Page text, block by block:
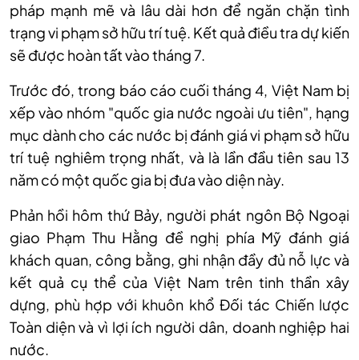
pháp mạnh mẽ và lâu dài hơn để ngăn chặn tình
trạng vi phạm sở hữu trí tuệ. Kết quả điều tra dự kiến
sẽ được hoàn tất vào tháng 7.
Trước đó, trong báo cáo cuối tháng 4, Việt Nam bị
xếp vào nhóm "quốc gia nước ngoài ưu tiên", hạng
mục dành cho các nước bị đánh giá vi phạm sở hữu
trí tuệ nghiêm trọng nhất, và là lần đầu tiên sau 13
năm có một quốc gia bị đưa vào diện này.
Phản hồi hôm thứ Bảy, người phát ngôn Bộ Ngoại
giao Phạm Thu Hằng đề nghị phía Mỹ đánh giá
khách quan, công bằng, ghi nhận đầy đủ nỗ lực và
kết quả cụ thể của Việt Nam trên tinh thần xây
dựng, phù hợp với khuôn khổ Đối tác Chiến lược
Toàn diện và vì lợi ích người dân, doanh nghiệp hai
nước.